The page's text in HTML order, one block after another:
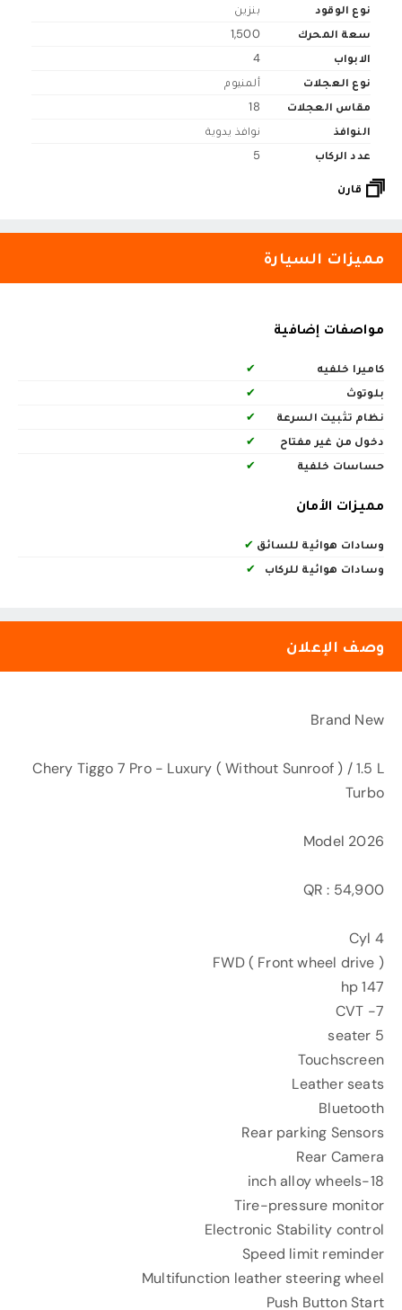
نوع الوقود
بنزين
سعة المحرك
1,500
الابواب
4
نوع العجلات
ألمنيوم
مقاس العجلات
18
النوافذ
نوافذ يدوية
عدد الركاب
5
قارن
مميزات السيارة
مواصفات إضافية
كاميرا خلفيه
✔
بلوتوث
✔
نظام تثبيت السرعة
✔
دخول من غير مفتاح
✔
حساسات خلفية
✔
مميزات الأمان
وسادات هوائية للسائق ✔
وسادات هوائية للركاب
✔
وصف الإعلان
Brand New
Chery Tiggo 7 Pro - Luxury ( Without Sunroof ) / 1.5 L
Turbo
Model 2026
QR : 54,900
4 Cyl
FWD ( Front wheel drive )
147 hp
7- CVT
5 seater
Touchscreen
Leather seats
Bluetooth
Rear parking Sensors
Rear Camera
18-inch alloy wheels
Tire-pressure monitor
Electronic Stability control
Speed limit reminder
Multifunction leather steering wheel
Push Button Start